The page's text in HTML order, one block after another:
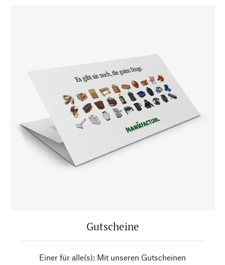
Gutscheine
Einer für alle(s): Mit unseren Gutscheinen